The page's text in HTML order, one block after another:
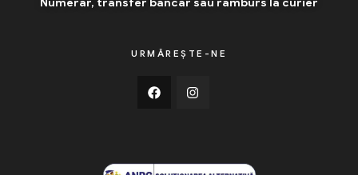
Numerar, transfer bancar sau ramburs la curier
URMĂREȘTE-NE